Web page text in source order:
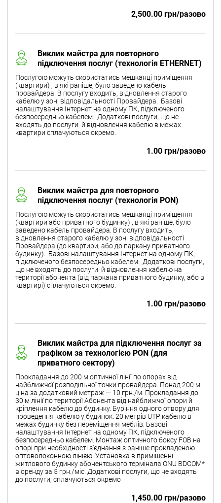
2,500.00 грн/разово
Виклик майстра для повторного
підключення послуг (технологія ETHERNET)
Послугою можуть скористатись мешканці приміщення
(квартири) , в які раніше, було заведено кабель
провайдера. В послугу входить, відновлення старого
кабелю у зоні відповідальності Провайдера. Базові
налаштування Інтернет на одному ПК, підключеного
безпосередньо кабелем. Додаткові послуги, що не
входять до послуги й відновлення кабелю в межах
квартири сплачуються окремо.
1.00 грн/разово
Виклик майстра для повторного
підключення послуг (технологія PON)
Послугою можуть скористатись мешканці приміщення
(квартири або приватного будинку) , в які раніше, було
заведено кабель провайдера. В послугу входить,
відновлення старого кабелю у зоні відповідальності
Провайдера (до квартири, або до паркану приватного
будинку). Базові налаштування Інтернет на одному ПК,
підключеного безпосередньо кабелем. Додаткові послуги,
що не входять до послуги й відновлення кабелю на
території абонента (від паркана приватного будинку, або в
квартирі) сплачуються окремо.
1.00 грн/разово
Виклик майстра для підключення послуг за
графіком за технологією PON (для
приватного сектору)
Прокладання до 200 м оптичної лінії по опорах від
найближчої розподільної точки провайдера. Понад 200 м
ціна за додатковий метраж — 10 грн./м. Прокладання до
30 м лінії по території Абонента від найближчої опори й
кріплення кабелю до будинку. Буріння одного отвору для
проведення кабелю у будинок. 20 метрів UTP кабелю в
межах будинку без переміщення меблів. Базові
налаштування Інтернет на одному ПК, підключеного
безпосередньо кабелем. Монтаж оптичного боксу FOB на
опорі при необхідності з'єднання з раніше прокладеною
оптоволоконною лінією. Установка в приміщенні
житлового будинку абонентського термінала ONU BDCOM*
в оренду за 5 грн./міс. Додаткові послуги, що не входять
до послуги, сплачуються окремо
1,450.00 грн/разово